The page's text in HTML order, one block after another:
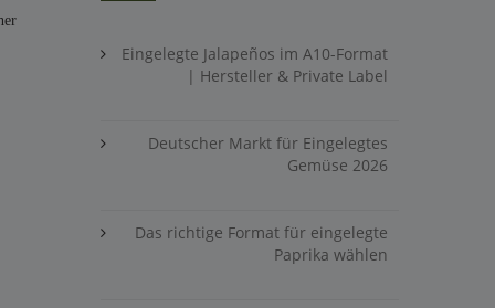
Eingelegte Jalapeños im A10-Format
| Hersteller & Private Label
Deutscher Markt für Eingelegtes
Gemüse 2026
Das richtige Format für eingelegte
Paprika wählen